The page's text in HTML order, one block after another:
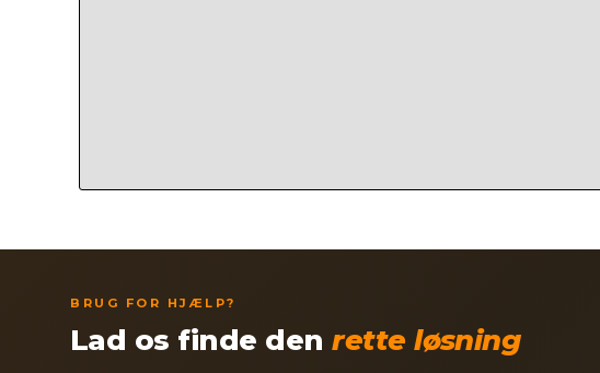
BRUG FOR HJÆLP?
Lad os finde denrette løsning